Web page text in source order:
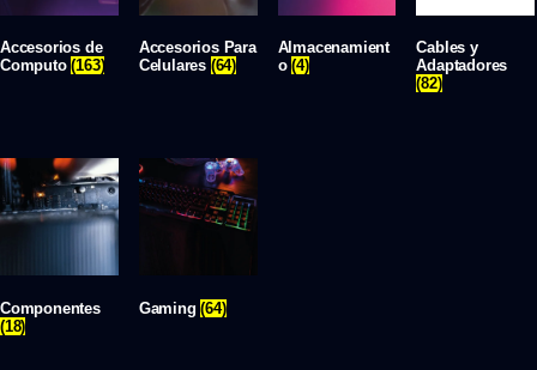
Accesorios de
Computo(163)
Accesorios Para
Celulares (64)
Almacenamient
o(4)
Cables y
Adaptadores
(82)
Componentes
(18)
Gaming(64)